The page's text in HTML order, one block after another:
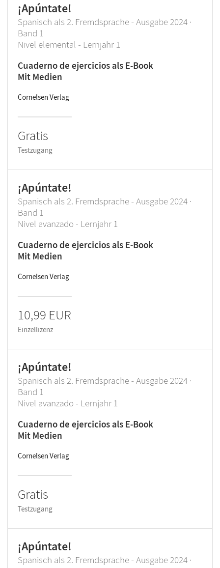
¡Apúntate!
Spanisch als 2. Fremdsprache - Ausgabe 2024 ·
Band 1
Nivel elemental - Lernjahr 1
Cuaderno de ejercicios als E-Book
Mit Medien
Cornelsen Verlag
Gratis
Testzugang
¡Apúntate!
Spanisch als 2. Fremdsprache - Ausgabe 2024 ·
Band 1
Nivel avanzado - Lernjahr 1
Cuaderno de ejercicios als E-Book
Mit Medien
Cornelsen Verlag
10,99 EUR
Einzellizenz
¡Apúntate!
Spanisch als 2. Fremdsprache - Ausgabe 2024 ·
Band 1
Nivel avanzado - Lernjahr 1
Cuaderno de ejercicios als E-Book
Mit Medien
Cornelsen Verlag
Gratis
Testzugang
¡Apúntate!
Spanisch als 2. Fremdsprache - Ausgabe 2024 ·